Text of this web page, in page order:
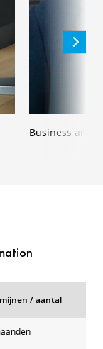
Business
/ aantal